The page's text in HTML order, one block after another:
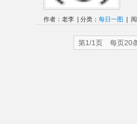
作者：老李 | 分类： 每日一图 |
第1/1页 每页20